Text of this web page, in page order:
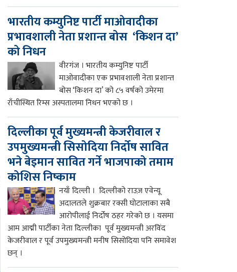
भारतीय कम्युनिष्ट पार्टी माओवादीका
प्रभावशाली नेता प्रशान्त बोस ‘किशन दा’
को निधन
वीरगंज । भारतीय कम्युनिष्ट पार्टी
माओवादीका एक प्रभावशाली नेता प्रशान्त
बोस ‘किशन दा’ को ८५ वर्षको उमेरमा
राँचीस्थित रिम्स अस्पतालमा निधन भएको छ ।
दिल्लीका पूर्व मुख्यमन्त्री केजरीवाल र
उपमुख्यमन्त्री सिसोदिया निर्दोष सावित
भने बेइमान सावित गर्ने भाजपाको तमाम
कोशिस निष्काम
नयाँ दिल्ली । दिल्लीको राउज़ एवेन्यू
अदालतले शुक्रबार रक्सी घोटालाका सबै
आरोपीलाई निर्दोष ठहर गरेको छ । यसमा
आम आद्मी पार्टीका नेता दिल्लीका पूर्व मुख्यमन्त्री अरविंद
केजरीवाल र पूर्व उपमुख्यमन्त्री मनीष सिसोदिया पनि समावेश
छन् ।